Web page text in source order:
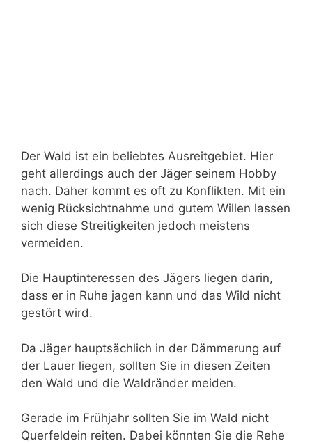
Der Wald ist ein beliebtes Ausreitgebiet. Hier
geht allerdings auch der Jäger seinem Hobby
nach. Daher kommt es oft zu Konflikten. Mit ein
wenig Rücksichtnahme und gutem Willen lassen
sich diese Streitigkeiten jedoch meistens
vermeiden.
Die Hauptinteressen des Jägers liegen darin,
dass er in Ruhe jagen kann und das Wild nicht
gestört wird.
Da Jäger hauptsächlich in der Dämmerung auf
der Lauer liegen, sollten Sie in diesen Zeiten
den Wald und die Waldränder meiden.
Gerade im Frühjahr sollten Sie im Wald nicht
Querfeldein reiten. Dabei könnten Sie die Rehe